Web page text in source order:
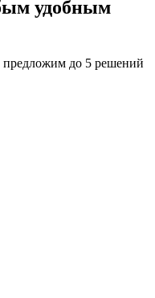
удобным
до 5 решений